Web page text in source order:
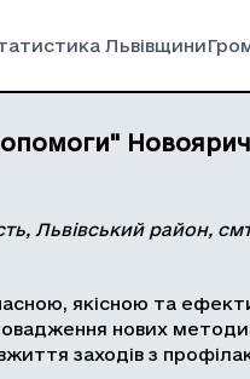
Львівщини
Львівський район,
якісною та
нових
заходів з